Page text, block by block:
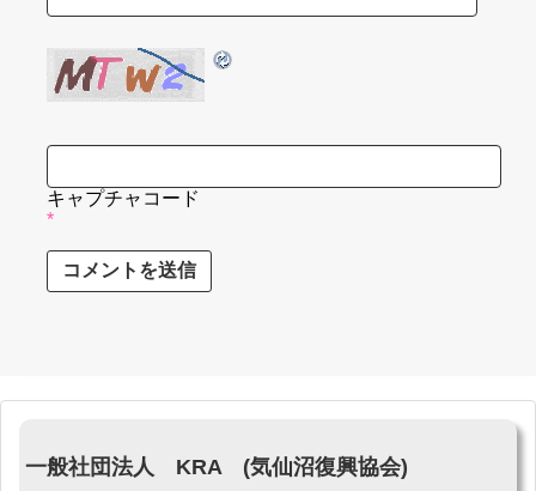
キャプチャコード
*
一般社団法人 KRA (気仙沼復興協会)